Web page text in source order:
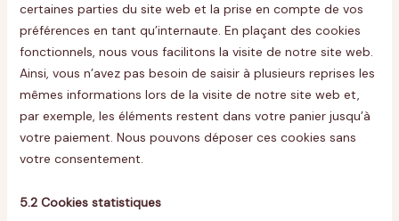
certaines parties du site web et la prise en compte de vos
préférences en tant qu’internaute. En plaçant des cookies
fonctionnels, nous vous facilitons la visite de notre site web.
Ainsi, vous n’avez pas besoin de saisir à plusieurs reprises les
mêmes informations lors de la visite de notre site web et,
par exemple, les éléments restent dans votre panier jusqu’à
votre paiement. Nous pouvons déposer ces cookies sans
votre consentement.
5.2 Cookies statistiques